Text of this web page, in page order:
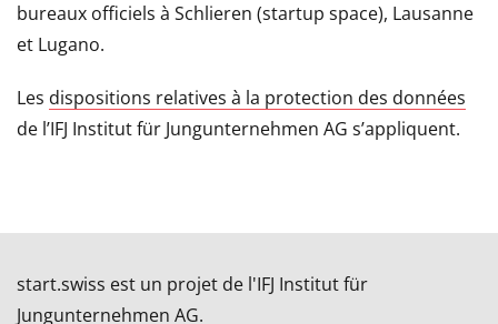
bureaux officiels à Schlieren (startup space), Lausanne
et Lugano.
Les dispositions relatives à la protection des données
de l’IFJ Institut für Jungunternehmen AG s’appliquent.
start.swiss est un projet de l'IFJ Institut für
Jungunternehmen AG.